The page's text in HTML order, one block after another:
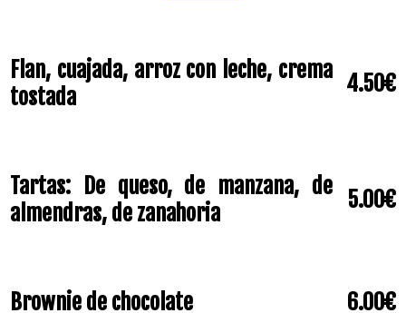
Flan, cuajada, arroz con leche, crema
tostada
4.50€
Tartas: De queso, de manzana, de
almendras, de zanahoria
5.00€
Brownie de chocolate 6.00€